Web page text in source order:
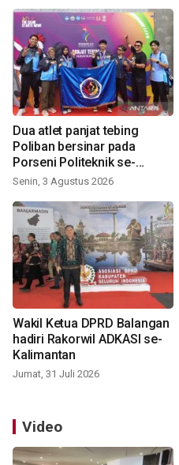
Dua atlet panjat tebing
Poliban bersinar pada
Porseni Politeknik se-
Indonesia 2026
Senin, 3 Agustus 2026
Wakil Ketua DPRD Balangan
hadiri Rakorwil ADKASI se-
Kalimantan
Jumat, 31 Juli 2026
Video